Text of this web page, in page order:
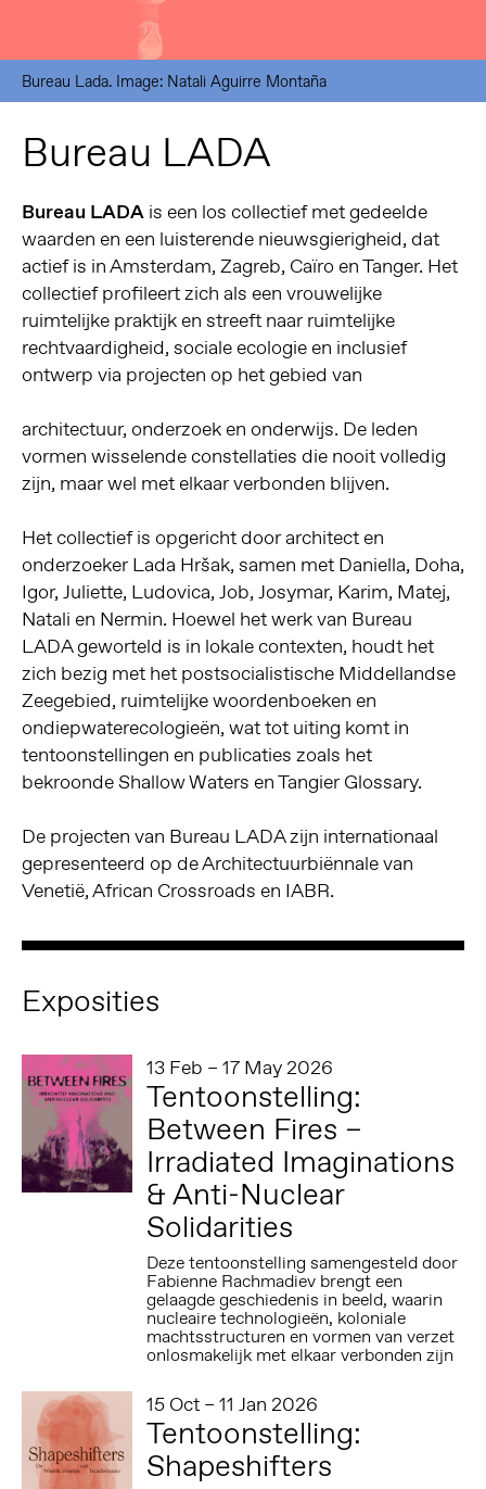
Bureau Lada. Image: Natali Aguirre Montaña
Bureau LADA
Bureau LADAis een los collectief met gedeelde
waarden en een luisterende nieuwsgierigheid, dat
actief is in Amsterdam, Zagreb, Caïro en Tanger. Het
collectief profileert zich als een vrouwelijke
ruimtelijke praktijk en streeft naar ruimtelijke
rechtvaardigheid, sociale ecologie en inclusief
ontwerp via projecten op het gebied van
architectuur, onderzoek en onderwijs. De leden
vormen wisselende constellaties die nooit volledig
zijn, maar wel met elkaar verbonden blijven.
Het collectief is opgericht door architect en
onderzoeker Lada Hršak, samen met Daniella, Doha,
Igor, Juliette, Ludovica, Job, Josymar, Karim, Matej,
Natali en Nermin. Hoewel het werk van Bureau
LADA geworteld is in lokale contexten, houdt het
zich bezig met het postsocialistische Middellandse
Zeegebied, ruimtelijke woordenboeken en
ondiepwaterecologieën, wat tot uiting komt in
tentoonstellingen en publicaties zoals het
bekroonde Shallow Waters en Tangier Glossary.
De projecten van Bureau LADA zijn internationaal
gepresenteerd op de Architectuurbiënnale van
Venetië, African Crossroads en IABR.
Exposities
13 Feb – 17 May 2026
Tentoonstelling:
Between Fires –
Irradiated Imaginations
& Anti-Nuclear
Solidarities
Deze tentoonstelling samengesteld door
Fabienne Rachmadiev brengt een
gelaagde geschiedenis in beeld, waarin
nucleaire technologieën, koloniale
machtsstructuren en vormen van verzet
onlosmakelijk met elkaar verbonden zijn
15 Oct – 11 Jan 2026
Tentoonstelling:
Shapeshifters